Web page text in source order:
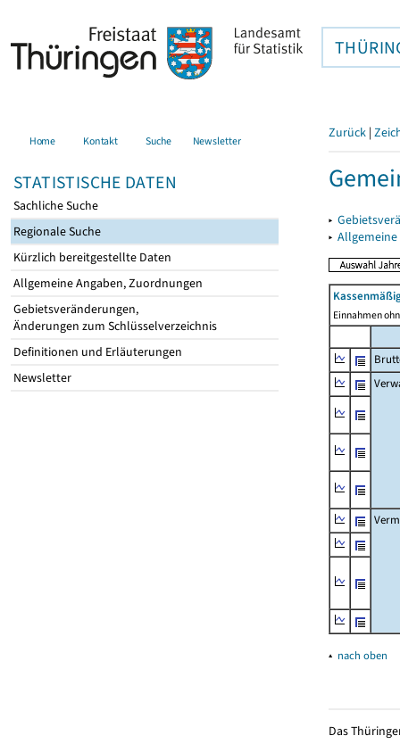
Home Kontakt Suche Newsletter
STATISTISCHE DATEN
Sachliche Suche
Regionale Suche
Kürzlich bereitgestellte Daten
Allgemeine Angaben, Zuordnungen
Gebietsveränderungen,
Änderungen zum Schlüsselverzeichnis
Definitionen und Erläuterungen
Newsletter
Zurück |
▸
▸
Einnahmen
▴ nach oben
Das